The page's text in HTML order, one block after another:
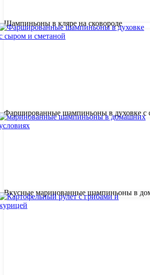
Шампиньоны в кляре на сковороде
Фаршированные шампиньоны в духовке с
Вкусные маринованные шампиньоны в